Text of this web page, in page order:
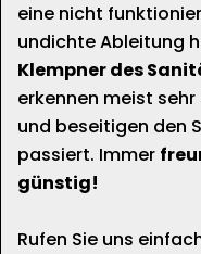
eine nicht
undichte Ableitung
Klempner des
erkennen meist
und beseitigen den
passiert. Immer
günstig!
Rufen Sie uns